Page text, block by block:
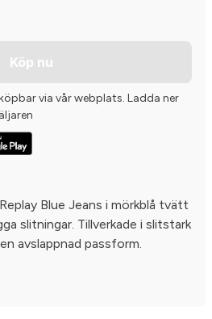
Köp nu
via vår webplats. Ladda ner
Blue Jeans i mörkblå tvätt
slitningar. Tillverkade i slitstark
avslappnad passform.